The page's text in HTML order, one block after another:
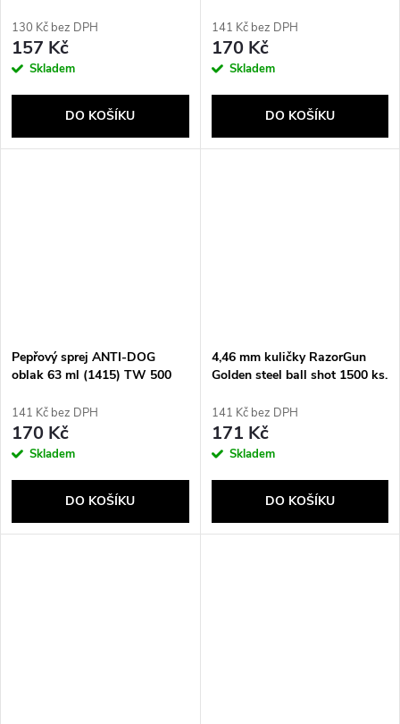
130 Kč bez DPH
157 Kč
Skladem
DO KOŠÍKU
141 Kč bez DPH
170 Kč
Skladem
DO KOŠÍKU
Pepřový sprej ANTI-DOG
oblak 63 ml (1415) TW 500
141 Kč bez DPH
170 Kč
Skladem
DO KOŠÍKU
4,46 mm kuličky RazorGun
Golden steel ball shot 1500 ks.
141 Kč bez DPH
171 Kč
Skladem
DO KOŠÍKU